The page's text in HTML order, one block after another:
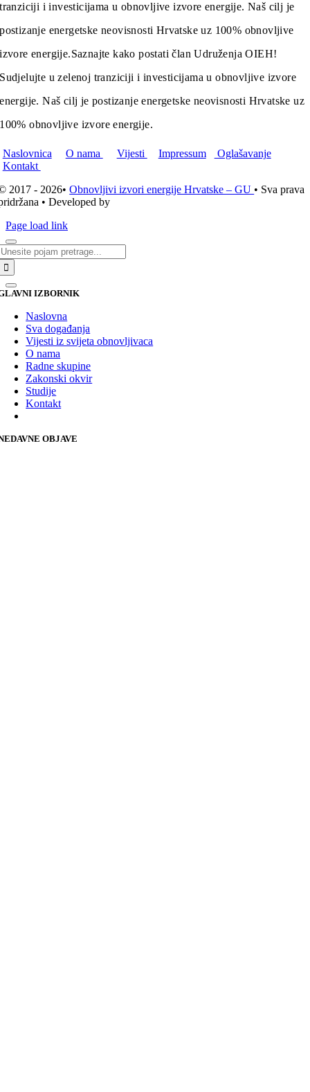
tranziciji i investicijama u obnovljive izvore energije. Naš cilj je
postizanje energetske neovisnosti Hrvatske uz 100% obnovljive
izvore energije.Saznajte kako postati član Udruženja OIEH!
Sudjelujte u zelenoj tranziciji i investicijama u obnovljive izvore
energije. Naš cilj je postizanje energetske neovisnosti Hrvatske uz
100% obnovljive izvore energije.
Naslovnica O nama Vijesti Impressum
Oglašavanje
Kontakt
2017 - 2026•Obnovljivi izvori energije Hrvatske – GU • Sva prava
• Developed by
Page load link
IZBORNIK
Naslovna
Sva događanja
Vijesti iz svijeta obnovljivaca
O nama
Radne skupine
Zakonski okvir
Studije
Kontakt
OBJAVE